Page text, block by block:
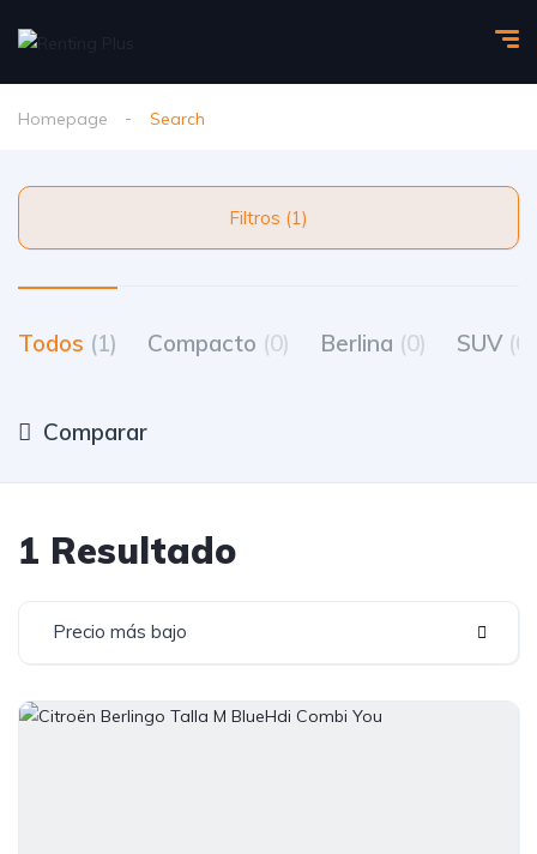
Homepage Search
Filtros (1)
Todos (1) Compacto (0) Berlina (0) SUV (0)
Comparar
1 Resultado
Precio más bajo